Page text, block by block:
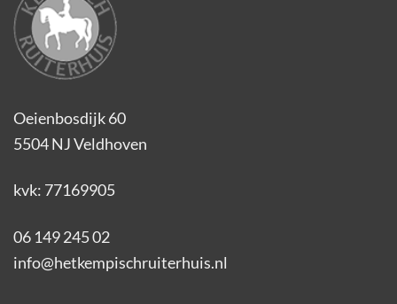
Oeienbosdijk 60
5504 NJ Veldhoven
kvk: 77169905
06 149 245 02
info@hetkempischruiterhuis.nl